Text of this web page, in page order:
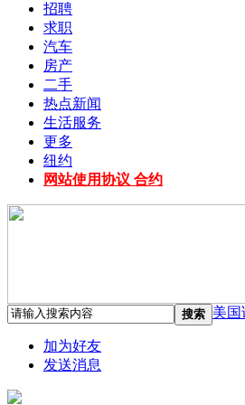
招聘
求职
汽车
房产
二手
热点新闻
生活服务
更多
纽约
网站使用协议 合约
搜索 美国
加为好友
发送消息